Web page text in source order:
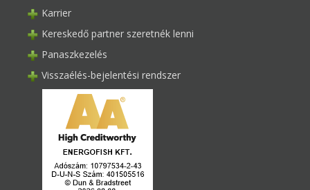
Karrier
Kereskedő partner szeretnék lenni
Panaszkezelés
Visszaélés-bejelentési rendszer